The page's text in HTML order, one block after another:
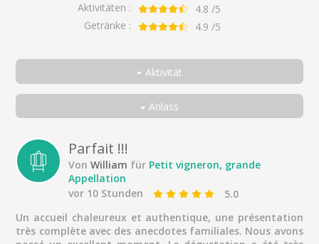
Aktivitäten :
4.8 /5
Getränke :
4.9 /5
Aktivität
Alle
Kleiner Winzer, große Appellation
3 Cuvées verglichen
Anlass
Unter Freunden
In der Familie
Nur
Geschäftsreisende
Parfait !!!
VonWilliam für Petit vigneron, grande
Appellation
vor 10 Stunden
5.0
Un accueil chaleureux et authentique, une présentation
très complète avec des anecdotes familiales. Nous avons